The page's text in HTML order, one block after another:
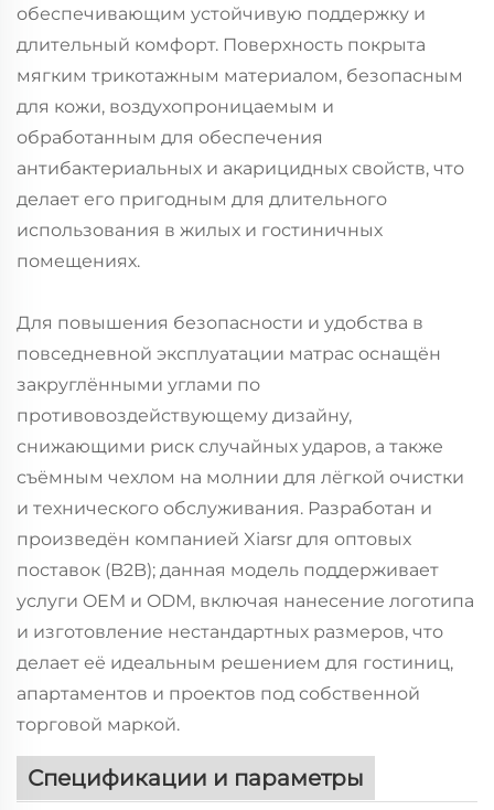
обеспечивающим устойчивую поддержку и
длительный комфорт. Поверхность покрыта
мягким трикотажным материалом, безопасным
для кожи, воздухопроницаемым и
обработанным для обеспечения
антибактериальных и акарицидных свойств, что
делает его пригодным для длительного
использования в жилых и гостиничных
помещениях.
Для повышения безопасности и удобства в
повседневной эксплуатации матрас оснащён
закруглёнными углами по
противовоздействующему дизайну,
снижающими риск случайных ударов, а также
съёмным чехлом на молнии для лёгкой очистки
и технического обслуживания. Разработан и
произведён компанией Xiarsr для оптовых
поставок (B2B); данная модель поддерживает
услуги OEM и ODM, включая нанесение логотипа
и изготовление нестандартных размеров, что
делает её идеальным решением для гостиниц,
апартаментов и проектов под собственной
торговой маркой.
Спецификации и параметры